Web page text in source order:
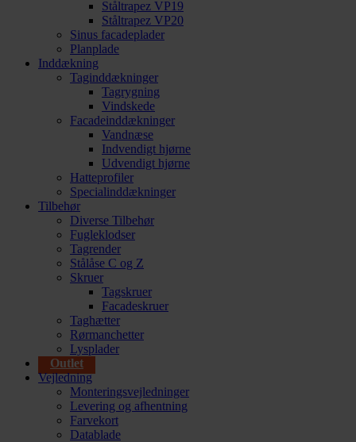
Ståltrapez VP19
Ståltrapez VP20
Sinus facadeplader
Planplade
Inddækning
Taginddækninger
Tagrygning
Vindskede
Facadeinddækninger
Vandnæse
Indvendigt hjørne
Udvendigt hjørne
Hatteprofiler
Specialinddækninger
Tilbehør
Diverse Tilbehør
Fugleklodser
Tagrender
Stålåse C og Z
Skruer
Tagskruer
Facadeskruer
Taghætter
Rørmanchetter
Lysplader
Outlet
Vejledning
Monteringsvejledninger
Levering og afhentning
Farvekort
Datablade